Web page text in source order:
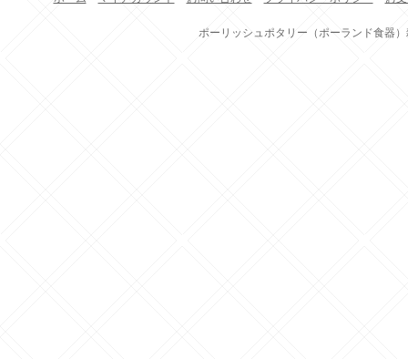
ポーリッシュポタリー（ポーランド食器